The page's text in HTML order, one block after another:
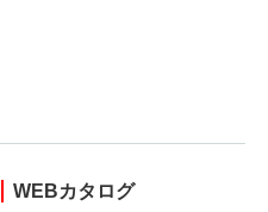
WEBカタログ